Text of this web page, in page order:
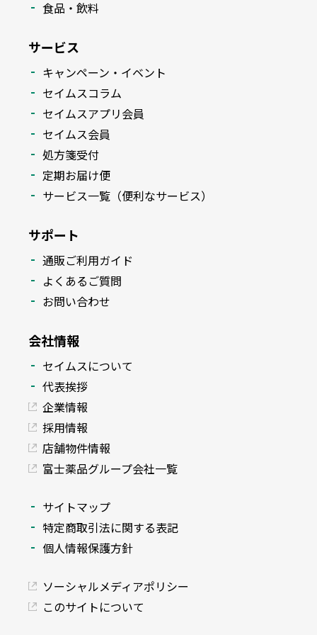
食品・飲料
サービス
キャンペーン・イベント
セイムスコラム
セイムスアプリ会員
セイムス会員
処方箋受付
定期お届け便
サービス一覧（便利なサービス）
サポート
通販ご利用ガイド
よくあるご質問
お問い合わせ
会社情報
セイムスについて
代表挨拶
企業情報
採用情報
店舗物件情報
富士薬品グループ会社一覧
サイトマップ
特定商取引法に関する表記
個人情報保護方針
ソーシャルメディアポリシー
このサイトについて